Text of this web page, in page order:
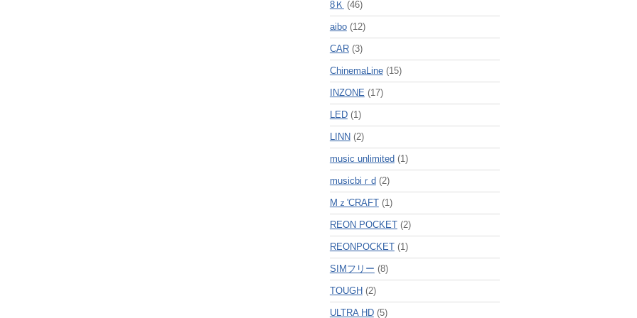
8Ｋ (46)
aibo(12)
CAR(3)
ChinemaLine(15)
INZONE (17)
LED(1)
LINN (2)
music unlimited (1)
musicbiｒd (2)
Mｚ'CRAFT(1)
REON POCKET(2)
REONPOCKET(1)
SIMフリー (8)
TOUGH (2)
ULTRA HD(5)